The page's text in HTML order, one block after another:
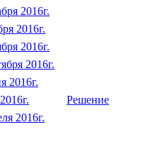
2016г.
2016г.
2016г.
2016г.
2016г.
Решение
2016г.